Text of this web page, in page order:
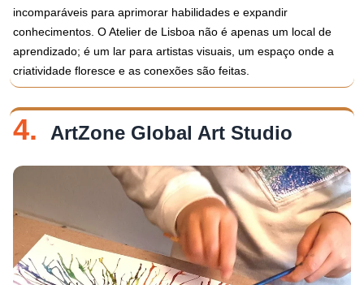
incomparáveis para aprimorar habilidades e expandir
conhecimentos. O Atelier de Lisboa não é apenas um local de
aprendizado; é um lar para artistas visuais, um espaço onde a
criatividade floresce e as conexões são feitas.
4. ArtZone Global Art Studio